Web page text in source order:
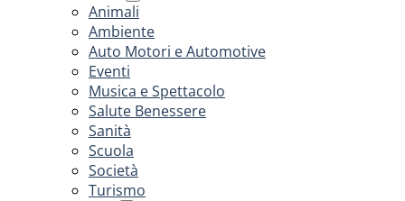
Animali
Ambiente
Auto Motori e Automotive
Eventi
Musica e Spettacolo
Salute Benessere
Sanità
Scuola
Società
Turismo